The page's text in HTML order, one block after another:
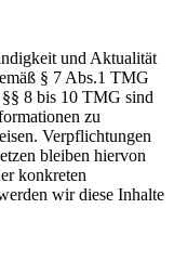
und Aktualität
§ 7 Abs.1 TMG
8 bis 10 TMG sind
zu
Verpflichtungen
bleiben hiervon
konkreten
wir diese Inhalte